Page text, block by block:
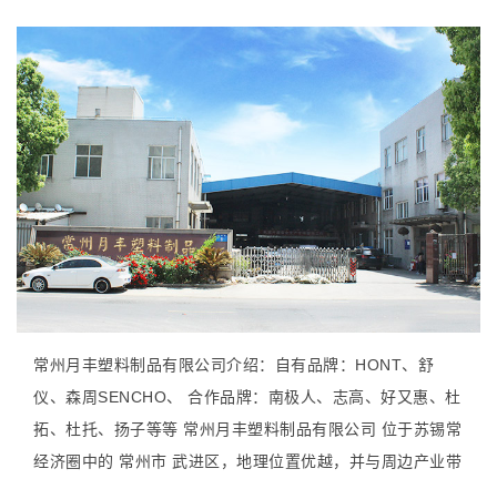
常州月丰塑料制品有限公司介绍：自有品牌：HONT、舒
仪、森周SENCHO、 合作品牌：南极人、志高、好又惠、杜
拓、杜托、扬子等等 常州月丰塑料制品有限公司 位于苏锡常
经济圈中的 常州市 武进区，地理位置优越，并与周边产业带